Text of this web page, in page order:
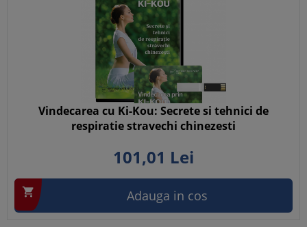
Vindecarea cu Ki-Kou: Secrete si tehnici de
respiratie stravechi chinezesti
101,01 Lei
 Adauga in cos